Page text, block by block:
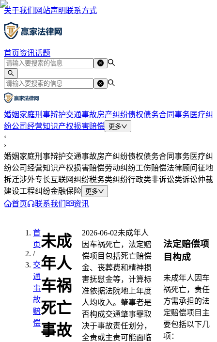
关于我们 网站声明联系方式
首页资讯话题
婚姻家庭刑事辩护交通事故房产纠纷债权债务合同事务医疗纠
纷公司经营知识产权损害赔偿 更多
‹
›
婚姻家庭刑事辩护交通事故房产纠纷债权债务合同事务医疗纠
纷公司经营知识产权损害赔偿劳动纠纷工伤赔偿法律顾问征地
拆迁涉外专长互联网纠纷税务类纠纷行政类非诉讼类诉讼仲裁
建设工程纠纷金融保险 更多
首页 联系我们 资讯
首
页
/
交
通
事
故
赔
偿
未成
年人
车祸
死亡
事故
2026-06-02未成年人
因车祸死亡，法定赔
偿项目包括死亡赔偿
金、丧葬费和精神损
害抚慰金等，计算标
准依据法院地上年度
人均收入。肇事者是
否构成交通肇事罪取
决于事故责任划分，
全责或主责可能面临
法定赔偿项
目构成
未成年人因车
祸死亡，责任
方需承担的法
定赔偿项目主
要包括以下几
项：